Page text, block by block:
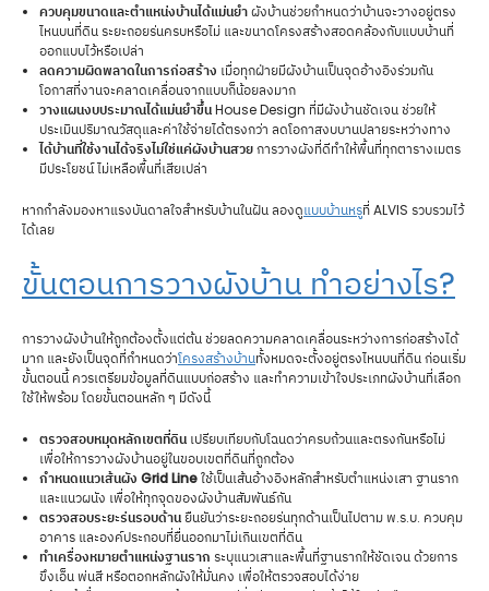
ควบคุมขนาดและตำแหน่งบ้านได้แม่นยำผังบ้านช่วยกำหนดว่าบ้านจะวางอยู่ตรง
ไหนบนที่ดิน ระยะถอยร่นครบหรือไม่ และขนาดโครงสร้างสอดคล้องกับแบบบ้านที่
ออกแบบไว้หรือเปล่า
ลดความผิดพลาดในการก่อสร้าง เมื่อทุกฝ่ายมีผังบ้านเป็นจุดอ้างอิงร่วมกัน
โอกาสที่งานจะคลาดเคลื่อนจากแบบก็น้อยลงมาก
วางแผนงบประมาณได้แม่นยำขึ้นHouse Design ที่มีผังบ้านชัดเจน ช่วยให้
ประเมินปริมาณวัสดุและค่าใช้จ่ายได้ตรงกว่า ลดโอกาสงบบานปลายระหว่างทาง
ได้บ้านที่ใช้งานได้จริงไม่ใช่แค่ผังบ้านสวยการวางผังที่ดีทำให้พื้นที่ทุกตารางเมตร
มีประโยชน์ ไม่เหลือพื้นที่เสียเปล่า
หากกำลังมองหาแรงบันดาลใจสำหรับบ้านในฝัน ลองดูแบบบ้านหรูที่ ALVIS รวบรวมไว้
ได้เลย
ขั้นตอนการวางผังบ้าน ทำอย่างไร?
การวางผังบ้านให้ถูกต้องตั้งแต่ต้น ช่วยลดความคลาดเคลื่อนระหว่างการก่อสร้างได้
มาก และยังเป็นจุดที่กำหนดว่าโครงสร้างบ้านทั้งหมดจะตั้งอยู่ตรงไหนบนที่ดิน ก่อนเริ่ม
ขั้นตอนนี้ ควรเตรียมข้อมูลที่ดินแบบก่อสร้าง และทำความเข้าใจประเภทผังบ้านที่เลือก
ใช้ให้พร้อม โดยขั้นตอนหลัก ๆ มีดังนี้
ตรวจสอบหมุดหลักเขตที่ดิน เปรียบเทียบกับโฉนดว่าครบถ้วนและตรงกันหรือไม่
เพื่อให้การวางผังบ้านอยู่ในขอบเขตที่ดินที่ถูกต้อง
กำหนดแนวเส้นผัง Grid Lineใช้เป็นเส้นอ้างอิงหลักสำหรับตำแหน่งเสา ฐานราก
และแนวผนัง เพื่อให้ทุกจุดของผังบ้านสัมพันธ์กัน
ตรวจสอบระยะร่นรอบด้านยืนยันว่าระยะถอยร่นทุกด้านเป็นไปตาม พ.ร.บ. ควบคุม
อาคาร และองค์ประกอบที่ยื่นออกมาไม่เกินเขตที่ดิน
ทำเครื่องหมายตำแหน่งฐานราก ระบุแนวเสาและพื้นที่ฐานรากให้ชัดเจน ด้วยการ
ขึงเอ็น พ่นสี หรือตอกหลักผังให้มั่นคง เพื่อให้ตรวจสอบได้ง่าย